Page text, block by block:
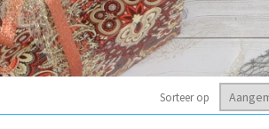
Sorteer op